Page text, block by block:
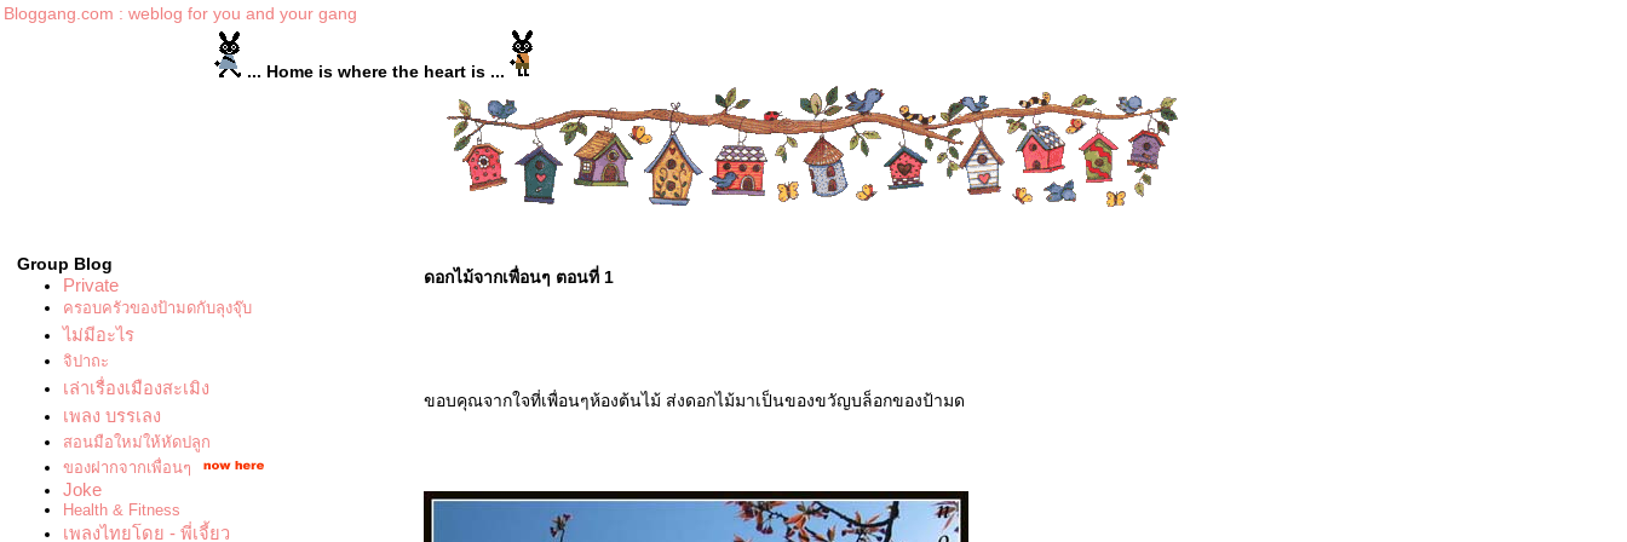
Bloggang.com : weblog for you and your gang
... Home is where the heart is ...
Group Blog
Private
ครอบครัวของป้ามดกับลุงจุ๊บ
ไม่มีอะไร
จิปาถะ
เล่าเรื่องเมืองสะเมิง
เพลง บรรเลง
สอนมือใหม่ให้หัดปลูก
ของฝากจากเพื่อนๆ
Joke
Health & Fitness
เพลงไทยโดย - พี่เจี้ยว
ดอกไม้จากเพื่อนๆ ตอนที่ 1
ขอบคุณจากใจที่เพื่อนๆห้องต้นไม้ ส่งดอกไม้มาเป็นของขวัญบล็อกของป้ามด